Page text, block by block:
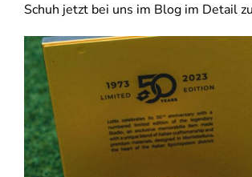
Schuh jetzt bei uns im Blog im Detail